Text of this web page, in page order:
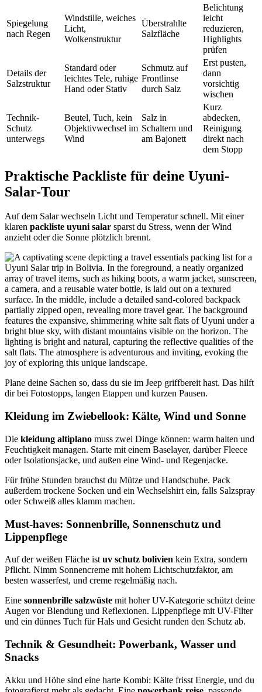
Spiegelung
nach Regen
Windstille, weiches
Licht,
Wolkenstruktur
Überstrahlte
Salzfläche
Belichtung
leicht
reduzieren,
Highlights
prüfen
Details der
Salzstruktur
Standard oder
leichtes Tele, ruhige
Hand oder Stativ
Schmutz auf
Frontlinse
durch Salz
Erst pusten,
dann
vorsichtig
wischen
Technik-
Schutz
unterwegs
Beutel, Tuch, kein
Objektivwechsel im
Wind
Salz in
Schaltern und
am Bajonett
Kurz
abdecken,
Reinigung
direkt nach
dem Stopp
Praktische Packliste für deine Uyuni-
Salar-Tour
Auf dem Salar wechseln Licht und Temperatur schnell. Mit einer
klaren packliste uyuni salar sparst du Stress, wenn der Wind
anzieht oder die Sonne plötzlich brennt.
Plane deine Sachen so, dass du sie im Jeep griffbereit hast. Das hilft
dir bei Fotostopps, langen Etappen und kurzen Pausen.
Kleidung im Zwiebellook: Kälte, Wind und Sonne
Die kleidung altiplano muss zwei Dinge können: warm halten und
Feuchtigkeit managen. Starte mit einem Baselayer, darüber Fleece
oder Isolationsjacke, und außen eine Wind- und Regenjacke.
Für frühe Stunden brauchst du Mütze und Handschuhe. Pack
außerdem trockene Socken und ein Wechselshirt ein, falls Salzspray
oder Schweiß alles klamm machen.
Must-haves: Sonnenbrille, Sonnenschutz und
Lippenpflege
Auf der weißen Fläche ist uv schutz bolivien kein Extra, sondern
Pflicht. Nimm Sonnencreme mit hohem Lichtschutzfaktor, am
besten wasserfest, und creme regelmäßig nach.
Eine sonnenbrille salzwüste mit hoher UV-Kategorie schützt deine
Augen vor Blendung und Reflexionen. Lippenpflege mit UV-Filter
und ein dünnes Tuch für Hals und Gesicht runden den Schutz ab.
Technik & Gesundheit: Powerbank, Wasser und
Snacks
Akku und Höhe sind eine harte Kombi: Kälte frisst Energie, und du